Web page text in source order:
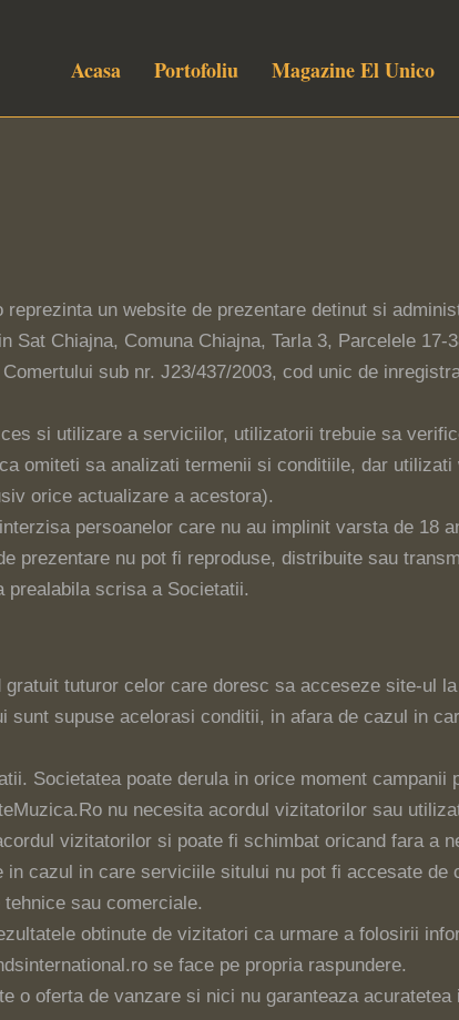
Acasa Portofoliu Magazine El Unico
un website de prezentare detinut si
Sat Chiajna, Comuna Chiajna, Tarla 3, Parcelele
sub nr. J23/437/2003, cod unic de
si utilizare a serviciilor, utilizatorii trebuie sa
omiteti sa analizati termenii si conditiile, dar
orice actualizare a acestora).
persoanelor care nu au implinit varsta de 18
prezentare nu pot fi reproduse, distribuite sau
prealabila scrisa a Societatii.
tuturor celor care doresc sa acceseze site-ul
supuse acelorasi conditii, in afara de cazul in
Societatea poate derula in orice moment
nu necesita acordul vizitatorilor sau
vizitatorilor si poate fi schimbat oricand fara a
cazul in care serviciile sitului nu pot fi accesate de
sau comerciale.
obtinute de vizitatori ca urmare a folosirii
se face pe propria raspundere.
o oferta de vanzare si nici nu garanteaza